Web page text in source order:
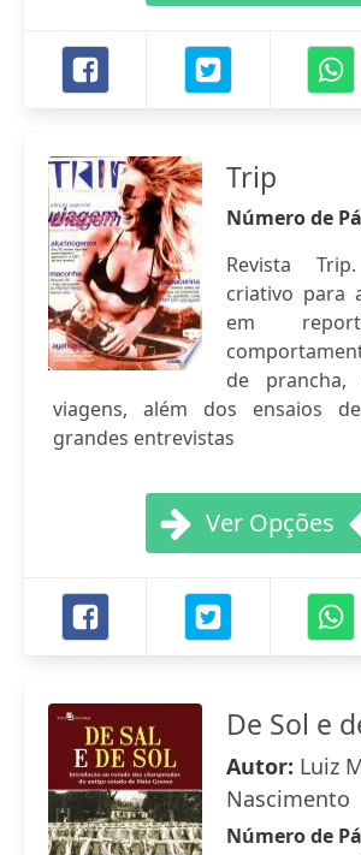
Trip
Número de
Revista
criativo para
em
de prancha,
viagens, além dos ensaios
grandes entrevistas
Ver Opções
De Sol e
Autor: Luiz
Nascimento
Número de